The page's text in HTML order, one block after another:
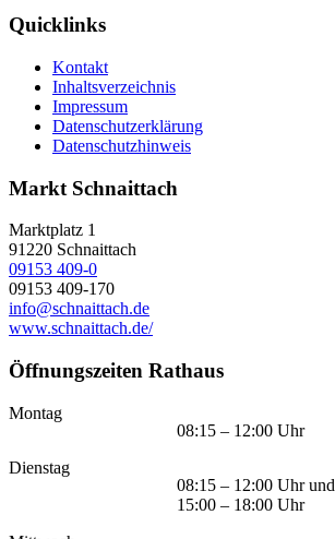
Quicklinks
Kontakt
Inhaltsverzeichnis
Impressum
Datenschutzerklärung
Datenschutzhinweis
Markt Schnaittach
Marktplatz 1
91220 Schnaittach
09153 409-0
09153 409-170
info@schnaittach.de
www.schnaittach.de/
Öffnungszeiten Rathaus
Montag
08:15 – 12:00 Uhr
Dienstag
08:15 – 12:00 Uhr und
15:00 – 18:00 Uhr